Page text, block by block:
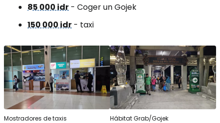
85 000 idr - Coger un Gojek
150 000 idr - taxi
Mostradores de taxis Hábitat Grab/Gojek